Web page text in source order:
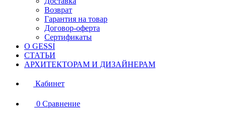
Возврат
Гарантия на товар
Договор-оферта
Сертификаты
О GESSI
СТАТЬИ
АРХИТЕКТОРАМ И ДИЗАЙНЕРАМ
Кабинет
0 Сравнение